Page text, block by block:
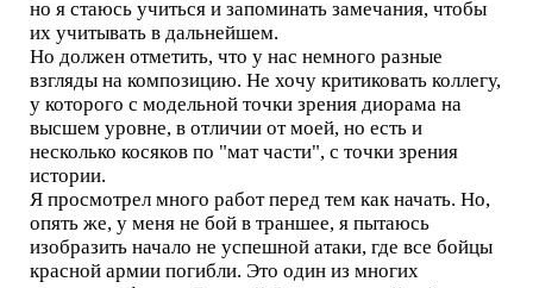
но я стаюсь учиться и запоминать замечания, чтобы
их учитывать в дальнейшем.
Но должен отметить, что у нас немного разные
взгляды на композицию. Не хочу критиковать коллегу,
у которого с модельной точки зрения диорама на
высшем уровне, в отличии от моей, но есть и
несколько косяков по "мат части", с точки зрения
истории.
Я просмотрел много работ перед тем как начать. Но,
опять же, у меня не бой в траншее, я пытаюсь
изобразить начало не успешной атаки, где все бойцы
красной армии погибли. Это один из многих